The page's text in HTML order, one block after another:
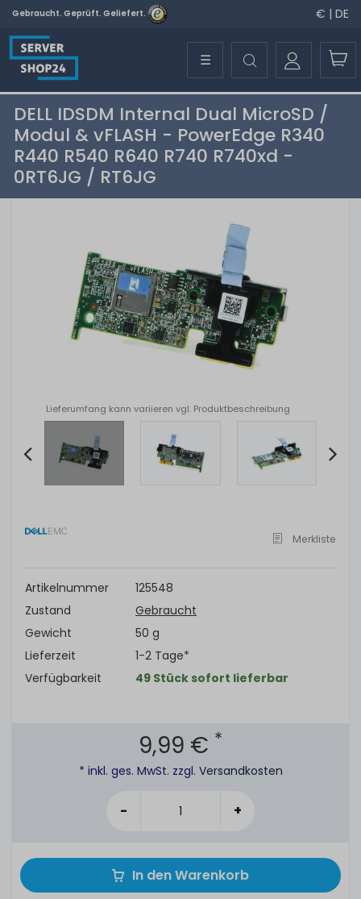
Gebraucht. Geprüft. Geliefert. € | DE
☰
DELL IDSDM Internal Dual MicroSD /
Modul & vFLASH - PowerEdge R340
R440 R540 R640 R740 R740xd -
0RT6JG / RT6JG
Lieferumfang kann variieren vgl. Produktbeschreibung
of
Merkliste
Artikelnummer
125548
Zustand
Gebraucht
Gewicht
50 g
Lieferzeit
1-2 Tage*
Verfügbarkeit
49 Stück sofort lieferbar
9,99 € *
* inkl. ges. MwSt. zzgl. Versandkosten
- +
In den Warenkorb